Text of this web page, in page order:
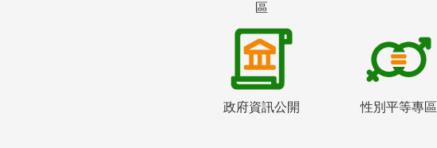
區
政府資訊公開 性別平等專區